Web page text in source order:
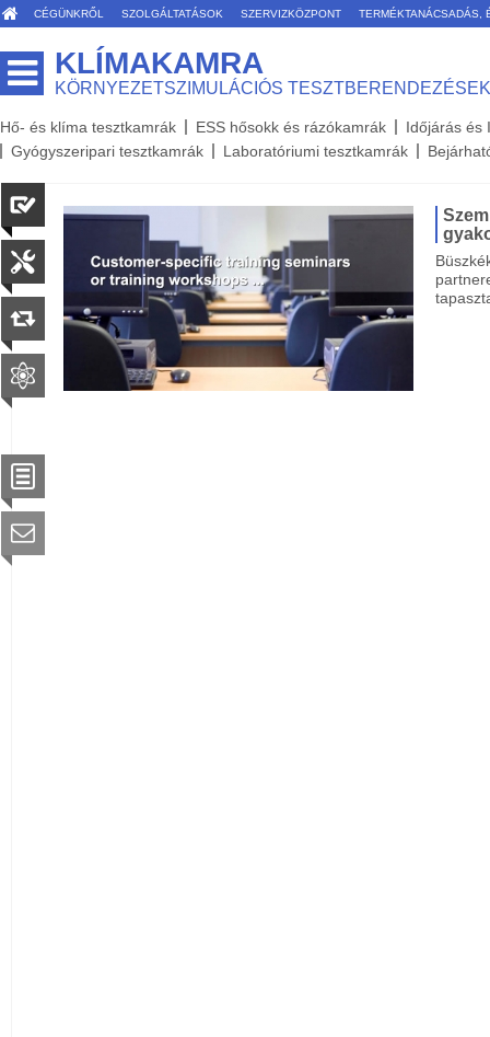
CÉGÜNKRŐL SZOLGÁLTATÁSOK SZERVIZKÖZPONT TERMÉKTANÁCSADÁS,
KLÍMAKAMRA
KÖRNYEZETSZIMULÁCIÓS TESZTBERENDEZÉSEK
Hő- és klíma tesztkamrák ESS hősokk és rázókamrák
Időjárás és
Gyógyszeripari tesztkamrák
Laboratóriumi tesztkamrák